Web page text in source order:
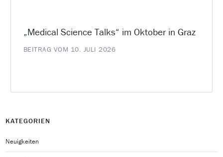
„Medical Science Talks“ im Oktober in Graz
BEITRAG VOM 10. JULI 2026
KATEGORIEN
Neuigkeiten